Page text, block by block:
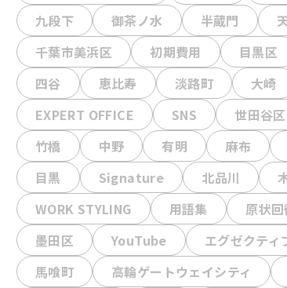
九段下
御茶ノ水 半蔵門
千葉市美浜区
初期費用 目黒区
四谷
恵比寿 淡路町 大崎
EXPERT OFFICE
SNS 世田谷区
竹橋
中野 有明 麻布
目黒
Signature 北品川
WORK STYLING
用語集 原状回
墨田区
YouTube エグゼクティ
馬喰町
高輪ゲートウェイシティ